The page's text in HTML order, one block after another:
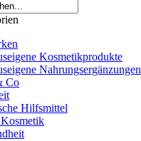
Kosmetikprodukte
Nahrungsergänzungen
Co
Hilfsmittel